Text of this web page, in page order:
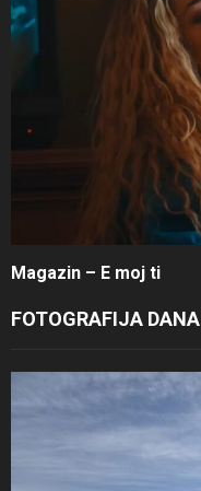
Magazin – E moj ti
FOTOGRAFIJA DANA